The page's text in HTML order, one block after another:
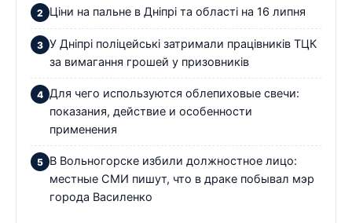
Ціни на пальне в Дніпрі та області на 16 липня
У Дніпрі поліцейські затримали працівників ТЦК
за вимагання грошей у призовників
Для чего используются облепиховые свечи:
показания, действие и особенности
применения
В Вольногорске избили должностное лицо:
местные СМИ пишут, что в драке побывал мэр
города Василенко